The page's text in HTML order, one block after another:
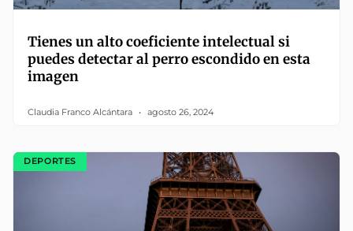
Tienes un alto coeficiente intelectual si
puedes detectar al perro escondido en esta
imagen
Claudia Franco Alcántara agosto 26, 2024
DEPORTES